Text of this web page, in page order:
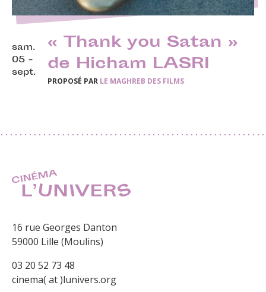
sam.
05 -
sept.
« Thank you Satan »
de Hicham LASRI
PROPOSÉ PAR LE MAGHREB DES FILMS
16 rue Georges Danton
59000 Lille (Moulins)
03 20 52 73 48
cinema( at )lunivers.org